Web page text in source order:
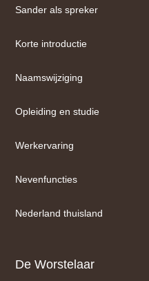
Sander als spreker
Korte introductie
Naamswijziging
Opleiding en studie
Werkervaring
Nevenfuncties
Nederland thuisland
De Worstelaar